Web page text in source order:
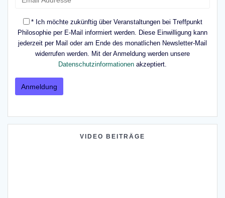
* Ich möchte zukünftig über Veranstaltungen bei Treffpunkt
Philosophie per E-Mail informiert werden. Diese Einwilligung kann
jederzeit per Mail oder am Ende des monatlichen Newsletter-Mail
widerrufen werden. Mit der Anmeldung werden unsere
Datenschutzinformationen akzeptiert.
VIDEO BEITRÄGE